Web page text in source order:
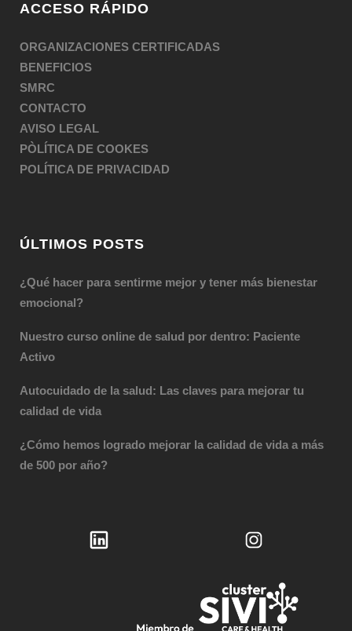
ACCESO RÁPIDO
ORGANIZACIONES CERTIFICADAS
BENEFICIOS
SMRC
CONTACTO
AVISO LEGAL
PÒLÍTICA DE COOKES
POLÍTICA DE PRIVACIDAD
ÚLTIMOS POSTS
¿Qué hacer para sentirme mejor y tener más bienestar
emocional?
Nuestro curso online de salud por dentro: Paciente
Activo
Autocuidado de la salud: Las claves para mejorar tu
calidad de vida
¿Cómo hemos logrado mejorar la calidad de vida a más
de 500 por año?